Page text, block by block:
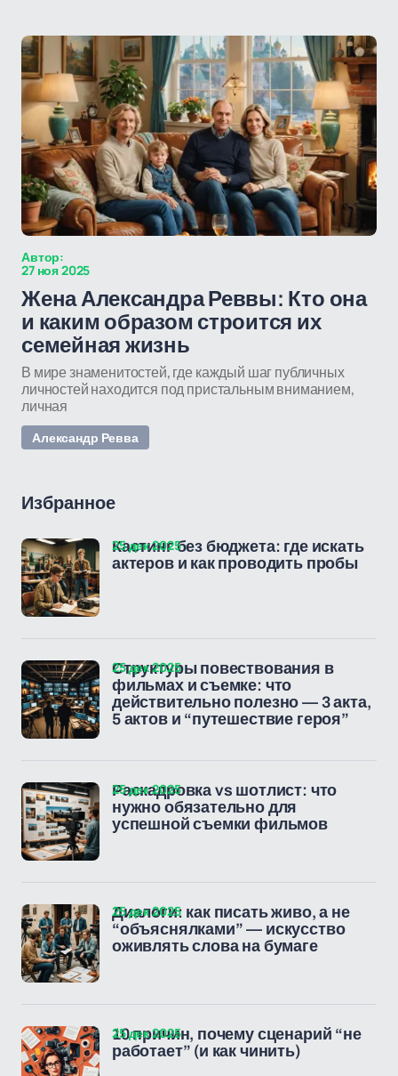
Автор:
27 ноя 2025
Жена Александра Реввы: Кто она
и каким образом строится их
семейная жизнь
В мире знаменитостей, где каждый шаг публичных
личностей находится под пристальным вниманием,
личная
Александр Ревва
Избранное
Кастинг без бюджета: где искать
актеров и как проводить пробы
25 дек 2025
Структуры повествования в
фильмах и съемке: что
действительно полезно — 3 акта,
5 актов и “путешествие героя”
25 дек 2025
Раскадровка vs шотлист: что
нужно обязательно для
успешной съемки фильмов
25 дек 2025
Диалоги: как писать живо, а не
“объяснялками” — искусство
оживлять слова на бумаге
25 дек 2025
10 причин, почему сценарий “не
работает” (и как чинить)
25 дек 2025